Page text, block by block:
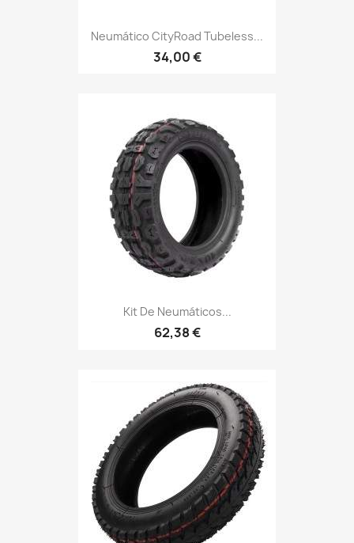
Neumático CityRoad Tubeless...
34,00 €
Kit De Neumáticos...
62,38 €